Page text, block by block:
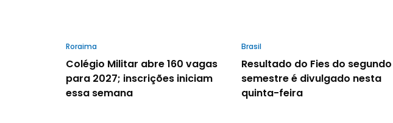
Roraima
Colégio Militar abre 160 vagas
para 2027; inscrições iniciam
essa semana
Brasil
Resultado do Fies do segundo
semestre é divulgado nesta
quinta-feira